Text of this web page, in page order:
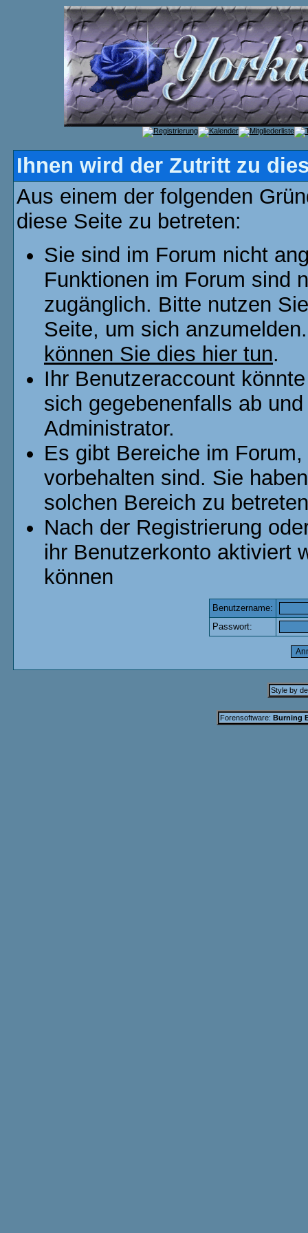
Ihnen wird der Zutritt zu
Aus einem der folgenden
diese Seite zu betreten:
Sie sind im Forum nicht
Funktionen im Forum sind
zugänglich. Bitte nutzen
Seite, um sich
können Sie dies hier tun.
Ihr Benutzeraccount
sich gegebenenfalls ab
Administrator.
Es gibt Bereiche im
vorbehalten sind. Sie
solchen Bereich zu
Nach der Registrierung
ihr Benutzerkonto aktiviert
können
Benutzername:
Passwort:
Style by
Forensoftware: Burning